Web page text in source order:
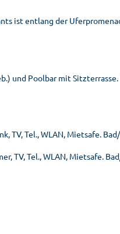
ist entlang der
und Poolbar mit
TV, Tel., WLAN, Mietsafe.
TV, Tel., WLAN, Mietsafe.